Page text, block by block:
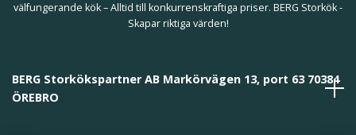
välfungerande kök – Alltid till konkurrenskraftiga priser. BERG Storkök -
Skapar riktiga värden!
BERG Storkökspartner AB Markörvägen 13, port 63 70384
ÖREBRO